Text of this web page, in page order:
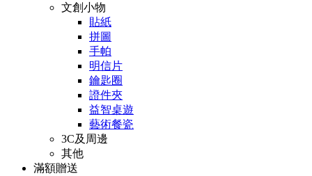
文創小物
貼紙
拼圖
手帕
明信片
鑰匙圈
證件夾
益智桌遊
藝術餐瓷
3C及周邊
其他
滿額贈送